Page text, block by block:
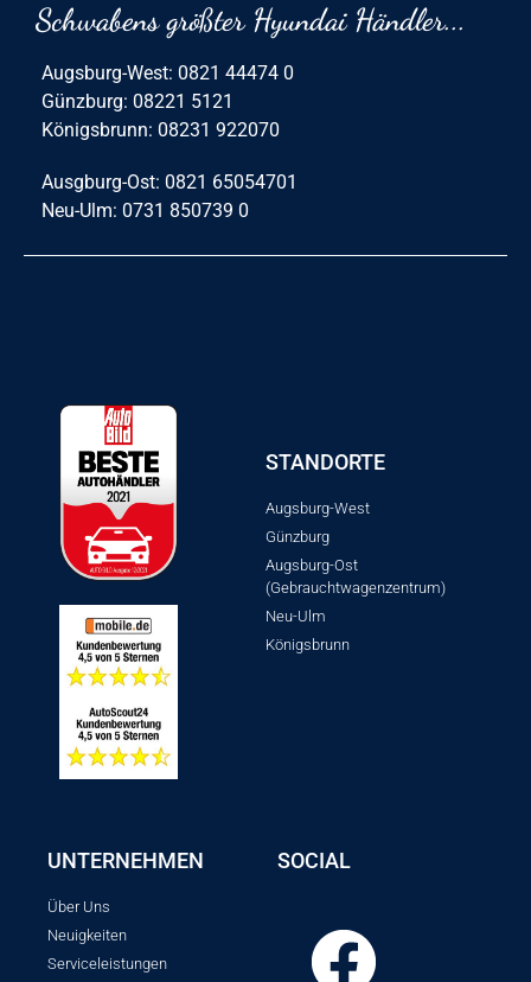
Schwabens größter Hyundai Händler...
Augsburg-West: 0821 44474 0
Günzburg: 08221 5121
Königsbrunn: 08231 922070
Ausgburg-Ost: 0821 65054701
Neu-Ulm: 0731 850739 0
STANDORTE
Augsburg-West
Günzburg
Augsburg-Ost
(Gebrauchtwagenzentrum)
Neu-Ulm
Königsbrunn
UNTERNEHMEN
Über Uns
Neuigkeiten
Serviceleistungen
SOCIAL